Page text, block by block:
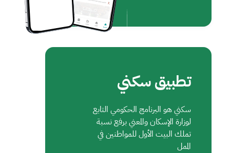
تطبيق سكني
سكني هو البرنامج الحكومي التابع
لوزارة الإسكان والمعني برفع نسبة
تملك البيت الأول للمواطنين في
الممل